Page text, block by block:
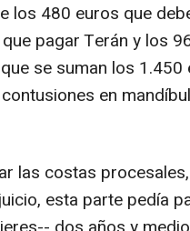
los 480 euros que
pagar Terán y los
se suman los 1.450
en
las costas
esta parte pedía